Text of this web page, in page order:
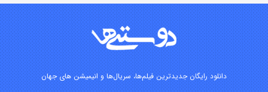
قسمت۷ (زیرنویس) منتشر شد
دانلود رایگان جدیدترین فیلم‌ها، سریال‌ها و انیمیشن های جهان